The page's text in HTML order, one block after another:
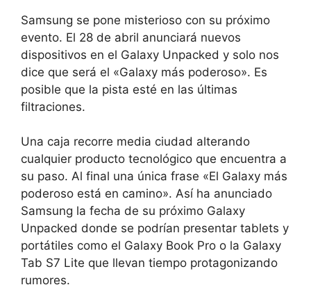
Samsung se pone misterioso con su próximo
evento. El 28 de abril anunciará nuevos
dispositivos en el Galaxy Unpacked y solo nos
dice que será el «Galaxy más poderoso». Es
posible que la pista esté en las últimas
filtraciones.
Una caja recorre media ciudad alterando
cualquier producto tecnológico que encuentra a
su paso. Al final una única frase «El Galaxy más
poderoso está en camino». Así ha anunciado
Samsung la fecha de su próximo Galaxy
Unpacked donde se podrían presentar tablets y
portátiles como el Galaxy Book Pro o la Galaxy
Tab S7 Lite que llevan tiempo protagonizando
rumores.